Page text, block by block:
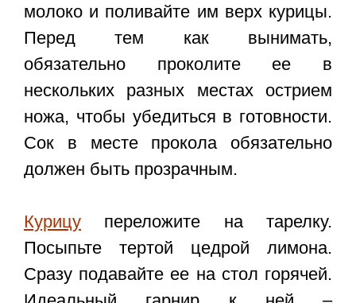
молоко и поливайте им верх курицы.
Перед тем как вынимать,
обязательно проколите ее в
нескольких разных местах острием
ножа, чтобы убедиться в готовности.
Сок в месте прокола обязательно
должен быть прозрачным.
Курицу переложите на тарелку.
Посыпьте тертой цедрой лимона.
Сразу подавайте ее на стол горячей.